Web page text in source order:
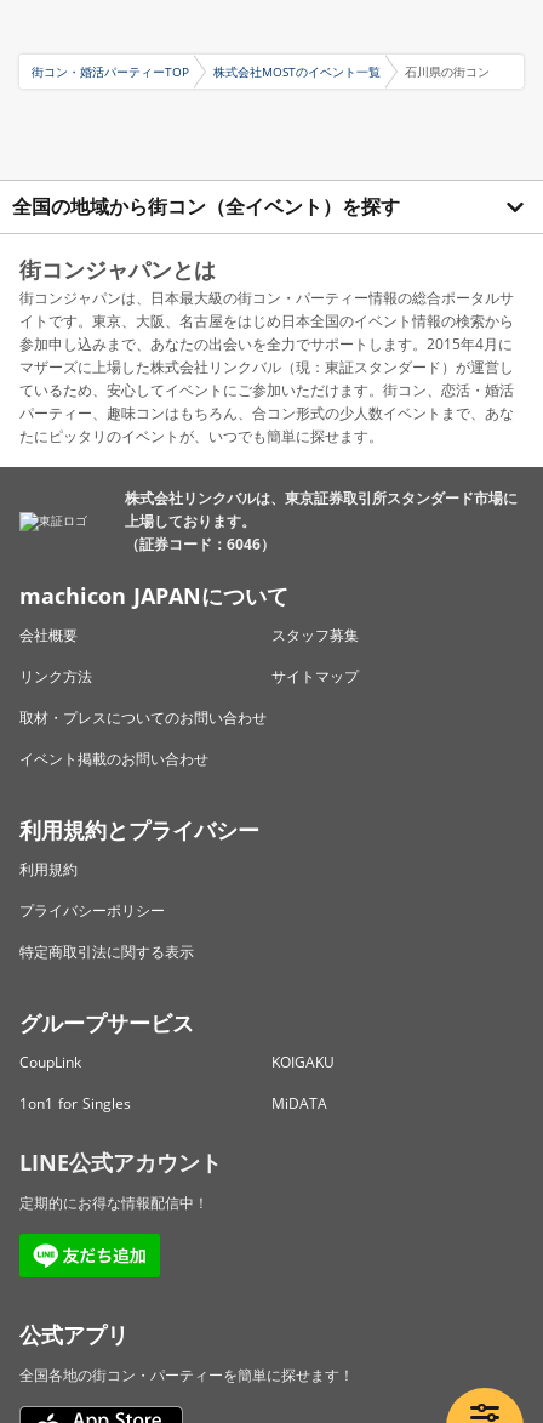
街コン・婚活パーティーTOP 株式会社MOSTのイベント一覧 石川県の街コン
全国の地域から街コン（全イベント）を探す
街コンジャパンとは
街コンジャパンは、日本最大級の街コン・パーティー情報の総合ポータルサ
イトです。東京、大阪、名古屋をはじめ日本全国のイベント情報の検索から
参加申し込みまで、あなたの出会いを全力でサポートします。2015年4月に
マザーズに上場した株式会社リンクバル（現：東証スタンダード）が運営し
ているため、安心してイベントにご参加いただけます。街コン、恋活・婚活
パーティー、趣味コンはもちろん、合コン形式の少人数イベントまで、あな
たにピッタリのイベントが、いつでも簡単に探せます。
株式会社リンクバルは、東京証券取引所スタンダード市場に
上場しております。
（証券コード：6046）
machicon JAPANについて
会社概要
スタッフ募集
リンク方法
サイトマップ
取材・プレスについてのお問い合わせ
イベント掲載のお問い合わせ
利用規約とプライバシー
利用規約
プライバシーポリシー
特定商取引法に関する表示
グループサービス
CoupLink
KOIGAKU
1on1 for Singles
MiDATA
LINE公式アカウント
定期的にお得な情報配信中！
公式アプリ
全国各地の街コン・パーティーを簡単に探せます！